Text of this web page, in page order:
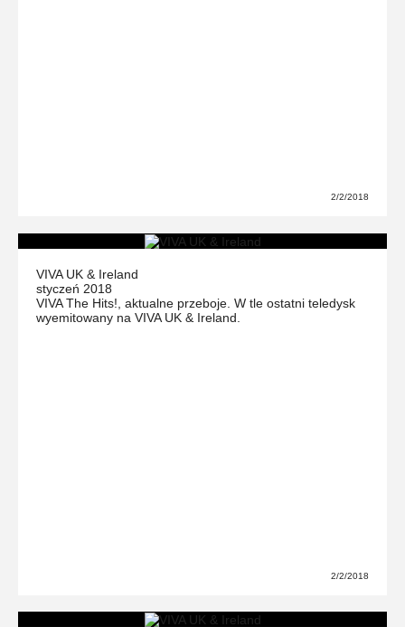
2/2/2018
VIVA UK & Ireland
styczeń 2018
VIVA The Hits!, aktualne przeboje. W tle ostatni teledysk
wyemitowany na VIVA UK & Ireland.
2/2/2018